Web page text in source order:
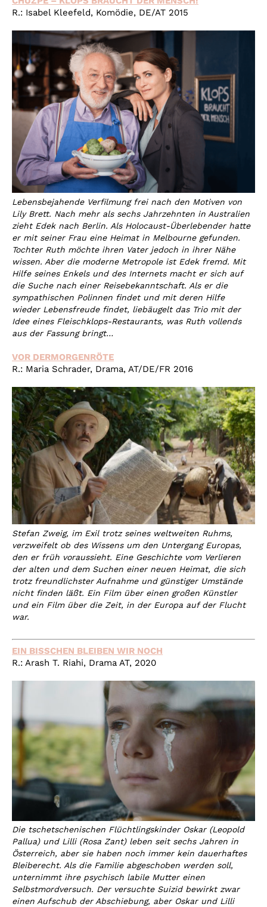
R.: Isabel Kleefeld, Komödie, DE/AT 2015
Lebensbejahende Verfilmung frei nach den Motiven von
Lily Brett. Nach mehr als sechs Jahrzehnten in Australien
zieht Edek nach Berlin. Als Holocaust-Überlebender hatte
er mit seiner Frau eine Heimat in Melbourne gefunden.
Tochter Ruth möchte ihren Vater jedoch in ihrer Nähe
wissen. Aber die moderne Metropole ist Edek fremd. Mit
Hilfe seines Enkels und des Internets macht er sich auf
die Suche nach einer Reisebekanntschaft. Als er die
sympathischen Polinnen findet und mit deren Hilfe
wieder Lebensfreude findet, liebäugelt das Trio mit der
Idee eines Fleischklops-Restaurants, was Ruth vollends
aus der Fassung bringt…
VOR DERMORGENRÖTE
R.: Maria Schrader, Drama, AT/DE/FR 2016
Stefan Zweig, im Exil trotz seines weltweiten Ruhms,
verzweifelt ob des Wissens um den Untergang Europas,
den er früh voraussieht. Eine Geschichte vom Verlieren
der alten und dem Suchen einer neuen Heimat, die sich
trotz freundlichster Aufnahme und günstiger Umstände
nicht finden läßt. Ein Film über einen großen Künstler
und ein Film über die Zeit, in der Europa auf der Flucht
war.
EIN BISSCHEN BLEIBEN WIR NOCH
R.: Arash T. Riahi, Drama AT, 2020
Die tschetschenischen Flüchtlingskinder Oskar (Leopold
Pallua) und Lilli (Rosa Zant) leben seit sechs Jahren in
Österreich, aber sie haben noch immer kein dauerhaftes
Bleiberecht. Als die Familie abgeschoben werden soll,
unternimmt ihre psychisch labile Mutter einen
Selbstmordversuch. Der versuchte Suizid bewirkt zwar
einen Aufschub der Abschiebung, aber Oskar und Lilli